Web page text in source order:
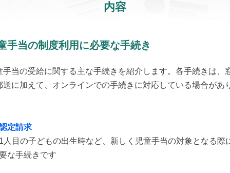
内容
手当の制度利用に必要な手続き
手当の受給に関する主な手続きを紹介します。各手続きは、
送に加えて、オンラインでの手続きに対応している場合があ
定請求
人目の子どもの出生時など、新しく児童手当の対象となる際
な手続きです